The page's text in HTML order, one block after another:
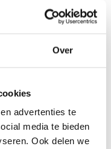
Over
advertenties te
media te bieden
Ook delen we